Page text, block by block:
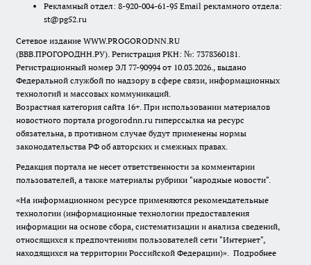
Рекламный отдел: 8-920-004-61-95 Email рекламного отдела:
st@pg52.ru
Сетевое издание WWW.PROGORODNN.RU
(ВВВ.ПРОГОРОДНН.РУ). Регистрация РКН: №: 7378360181.
Регистрационный номер ЭЛ 77-90994 от 10.03.2026., выдано
Федеральной службой по надзору в сфере связи, информационных
технологий и массовых коммуникаций.
Возрастная категория сайта 16+. При использовании материалов
новостного портала progorodnn.ru гиперссылка на ресурс
обязательна, в противном случае будут применены нормы
законодательства РФ об авторских и смежных правах.
Редакция портала не несет ответственности за комментарии
пользователей, а также материалы рубрики "народные новости".
«На информационном ресурсе применяются рекомендательные
технологии (информационные технологии предоставления
информации на основе сбора, систематизации и анализа сведений,
относящихся к предпочтениям пользователей сети "Интернет",
находящихся на территории Российской Федерации)». Подробнее